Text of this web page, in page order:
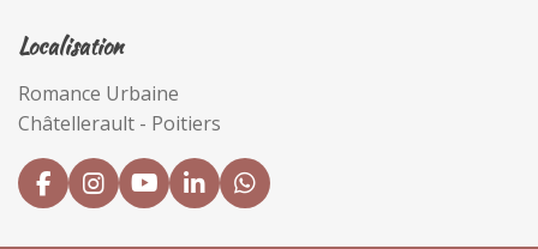
Localisation
Romance Urbaine
Châtellerault - Poitiers
F
a
I
n
Y
o
L
i
W
h